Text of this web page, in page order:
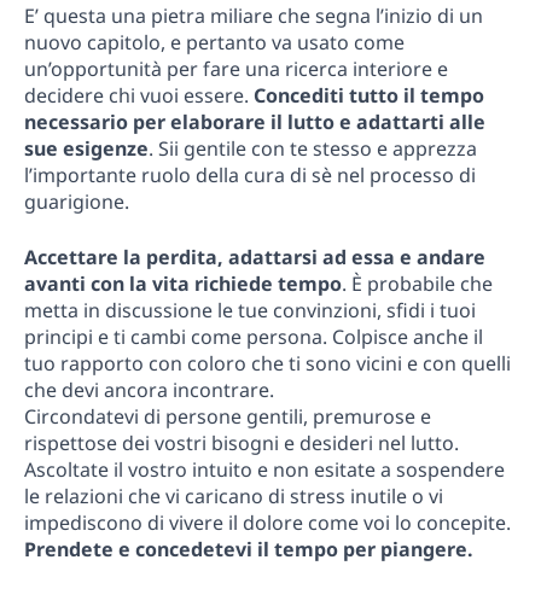
E’ questa una pietra miliare che segna l’inizio di un
nuovo capitolo, e pertanto va usato come
un’opportunità per fare una ricerca interiore e
decidere chi vuoi essere. Concediti tutto il tempo
necessario per elaborare il lutto e adattarti alle
sue esigenze. Sii gentile con te stesso e apprezza
l’importante ruolo della cura di sè nel processo di
guarigione.
Accettare la perdita, adattarsi ad essa e andare
avanti con la vita richiede tempo. È probabile che
metta in discussione le tue convinzioni, sfidi i tuoi
principi e ti cambi come persona. Colpisce anche il
tuo rapporto con coloro che ti sono vicini e con quelli
che devi ancora incontrare.
Circondatevi di persone gentili, premurose e
rispettose dei vostri bisogni e desideri nel lutto.
Ascoltate il vostro intuito e non esitate a sospendere
le relazioni che vi caricano di stress inutile o vi
impediscono di vivere il dolore come voi lo concepite.
Prendete e concedetevi il tempo per piangere.